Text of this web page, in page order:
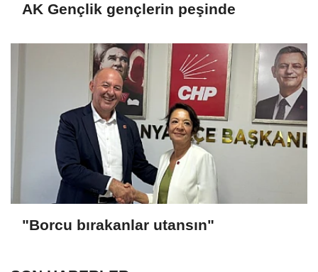
AK Gençlik gençlerin peşinde
"Borcu bırakanlar utansın"